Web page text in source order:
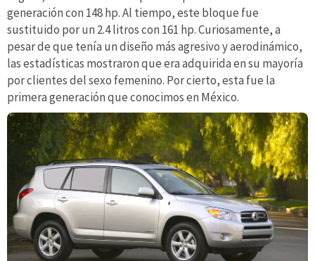
generación con 148 hp. Al tiempo, este bloque fue
sustituido por un 2.4 litros con 161 hp. Curiosamente, a
pesar de que tenía un diseño más agresivo y aerodinámico,
las estadísticas mostraron que era adquirida en su mayoría
por clientes del sexo femenino. Por cierto, esta fue la
primera generación que conocimos en México.